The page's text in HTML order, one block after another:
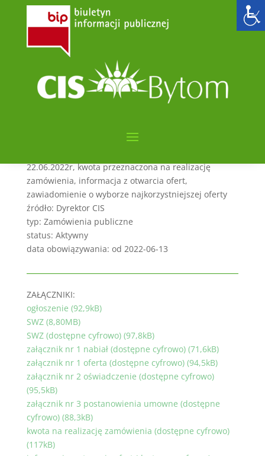
Zakup żywności – Pakiet I
utworzone przezadmin6000| cze 13, 2022|
POSTĘPOWANIE NA PODSTAWIE PZP
sygnatura: CIS.261.6.5.2022
22.06.2022r, kwota przeznaczona na realizację
zamówienia, informacja z otwarcia ofert,
zawiadomienie o wyborze najkorzystniejszej oferty
źródło: Dyrektor CIS
typ: Zamówienia publiczne
status: Aktywny
data obowiązywania: od 2022-06-13
ZAŁĄCZNIKI:
ogłoszenie (92,9kB)
SWZ (8,80MB)
SWZ (dostępne cyfrowo) (97,8kB)
załącznik nr 1 nabiał (dostępne cyfrowo) (71,6kB)
załącznik nr 1 oferta (dostępne cyfrowo) (94,5kB)
załącznik nr 2 oświadczenie (dostępne cyfrowo)
(95,5kB)
załącznik nr 3 postanowienia umowne (dostępne
cyfrowo) (88,3kB)
kwota na realizację zamówienia (dostępne cyfrowo)
(117kB)